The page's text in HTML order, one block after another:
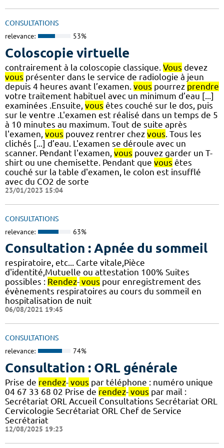
CONSULTATIONS
relevance: 53%
Coloscopie virtuelle
contrairement à la coloscopie classique. Vous devez
vous présenter dans le service de radiologie à jeun
depuis 4 heures avant l’examen. vous pourrez prendre
votre traitement habituel avec un minimum d’eau [...]
examinées .Ensuite, vous êtes couché sur le dos, puis
sur le ventre .L'examen est réalisé dans un temps de 5
à 10 minutes au maximum. Tout de suite après
l'examen, vous pouvez rentrer chez vous . Tous les
clichés [...] d’eau. L'examen se déroule avec un
scanner. Pendant l'examen, vous pouvez garder un T-
shirt ou une chemisette. Pendant que vous êtes
couché sur la table d'examen, le colon est insufflé
avec du CO2 de sorte
23/01/2023 15:04
CONSULTATIONS
relevance: 63%
Consultation : Apnée du sommeil
respiratoire, etc... Carte vitale,Pièce
d'identité,Mutuelle ou attestation 100% Suites
possibles : Rendez- vous pour enregistrement des
évènements respiratoires au cours du sommeil en
hospitalisation de nuit
06/08/2021 19:45
CONSULTATIONS
relevance: 74%
Consultation : ORL générale
Prise de rendez- vous par téléphone : numéro unique
04 67 33 68 02 Prise de rendez- vous par mail :
Secrétariat ORL Accueil Consultations Secrétariat ORL
Cervicologie Secrétariat ORL Chef de Service
Secrétariat
12/08/2025 19:23